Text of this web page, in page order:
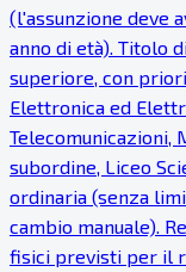
(l'assunzione deve
anno di età). Titolo
superiore, con
Elettronica ed
Telecomunicazioni,
subordine, Liceo
ordinaria (senza
cambio manuale).
fisici previsti per il